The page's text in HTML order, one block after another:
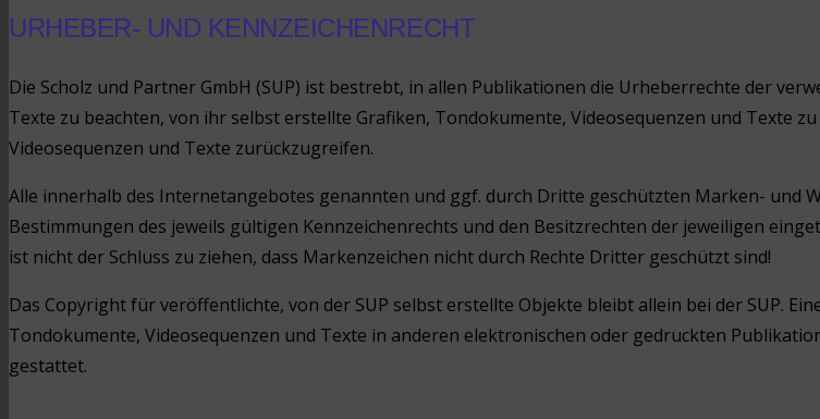
URHEBER- UND KENNZEICHENRECHT
Die Scholz und Partner GmbH (SUP) ist bestrebt, in allen Publikationen die Urheberrechte der
Texte zu beachten, von ihr selbst erstellte Grafiken, Tondokumente, Videosequenzen und Texte
Videosequenzen und Texte zurückzugreifen.
Alle innerhalb des Internetangebotes genannten und ggf. durch Dritte geschützten Marken- und
Bestimmungen des jeweils gültigen Kennzeichenrechts und den Besitzrechten der jeweiligen
ist nicht der Schluss zu ziehen, dass Markenzeichen nicht durch Rechte Dritter geschützt sind!
Das Copyright für veröffentlichte, von der SUP selbst erstellte Objekte bleibt allein bei der SUP.
Tondokumente, Videosequenzen und Texte in anderen elektronischen oder gedruckten
gestattet.